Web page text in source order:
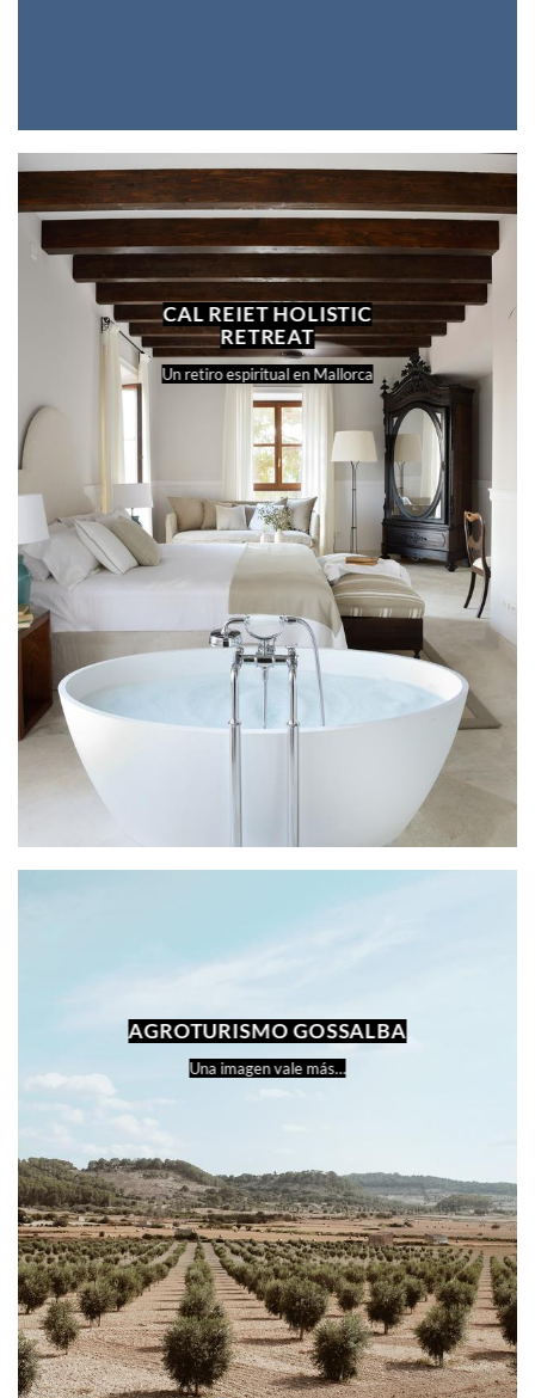
CAL REIET HOLISTIC
RETREAT
Un retiro espiritual en Mallorca
AGROTURISMO GOSSALBA
Una imagen vale más…